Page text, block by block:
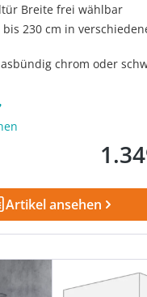
Breite frei wählbar
bis 230 cm in
chrom oder
Artikel ansehen